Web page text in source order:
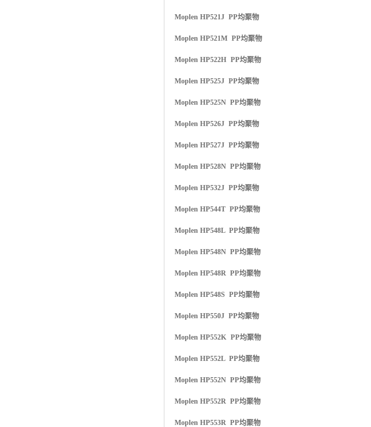
Moplen HP521J PP均聚物
Moplen HP521M PP均聚物
Moplen HP522H PP均聚物
Moplen HP525J PP均聚物
Moplen HP525N PP均聚物
Moplen HP526J PP均聚物
Moplen HP527J PP均聚物
Moplen HP528N PP均聚物
Moplen HP532J PP均聚物
Moplen HP544T PP均聚物
Moplen HP548L PP均聚物
Moplen HP548N PP均聚物
Moplen HP548R PP均聚物
Moplen HP548S PP均聚物
Moplen HP550J PP均聚物
Moplen HP552K PP均聚物
Moplen HP552L PP均聚物
Moplen HP552N PP均聚物
Moplen HP552R PP均聚物
Moplen HP553R PP均聚物